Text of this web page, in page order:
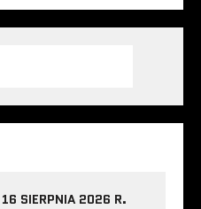
SIERPNIA 2026 R.